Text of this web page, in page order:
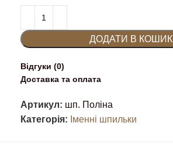
ДОДАТИ В КОШИК
Відгуки (0)
Доставка та оплата
Артикул: шп. Поліна
Категорія: Іменні шпильки